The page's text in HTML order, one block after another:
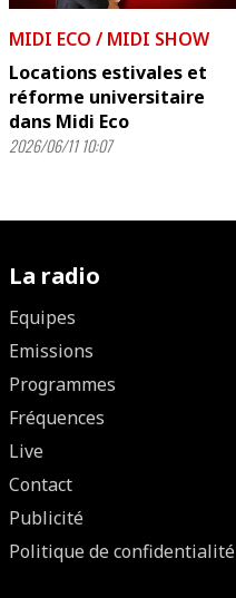
MIDI ECO / MIDI SHOW
Locations estivales et
réforme universitaire
dans Midi Eco
2026/06/11 10:07
La radio
Equipes
Emissions
Programmes
Fréquences
Live
Contact
Publicité
Politique de confidentialité